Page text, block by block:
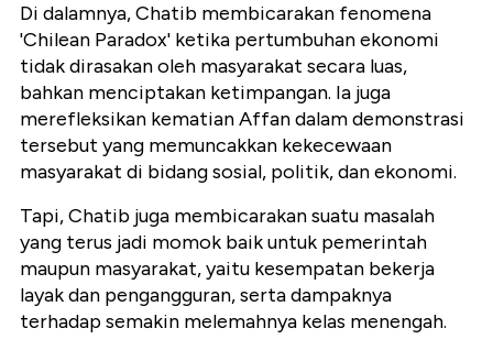
Di dalamnya, Chatib membicarakan fenomena
'Chilean Paradox' ketika pertumbuhan ekonomi
tidak dirasakan oleh masyarakat secara luas,
bahkan menciptakan ketimpangan. Ia juga
merefleksikan kematian Affan dalam demonstrasi
tersebut yang memuncakkan kekecewaan
masyarakat di bidang sosial, politik, dan ekonomi.
Tapi, Chatib juga membicarakan suatu masalah
yang terus jadi momok baik untuk pemerintah
maupun masyarakat, yaitu kesempatan bekerja
layak dan pengangguran, serta dampaknya
terhadap semakin melemahnya kelas menengah.